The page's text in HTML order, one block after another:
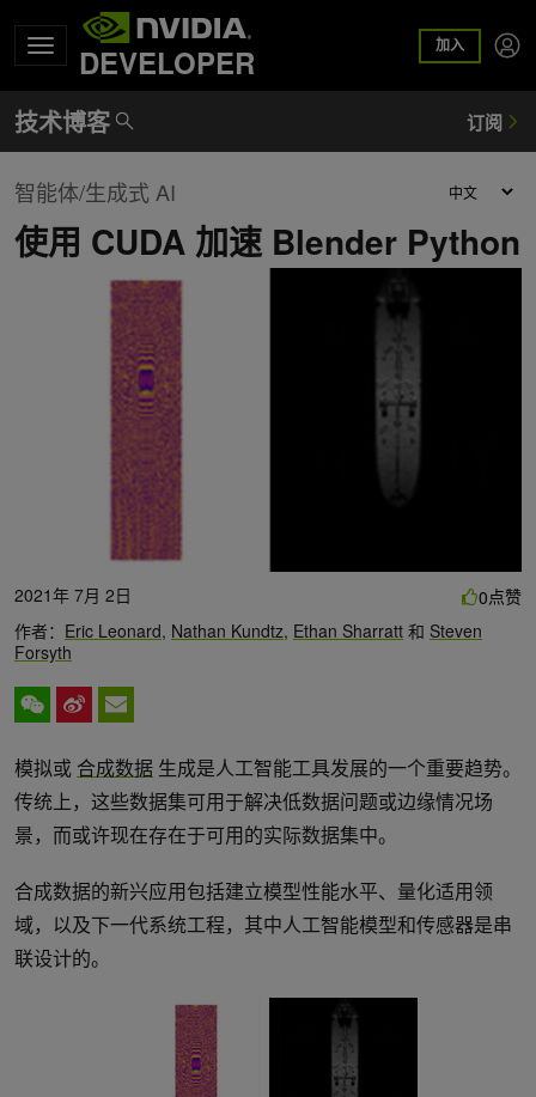
DEVELOPER 加入
智能体/生成式 AI
使用 CUDA 加速 Blender Python
2021年 7月 2日
作者： Eric Leonard, Nathan Kundtz, Ethan Sharratt 和 Steven
Forsyth
0点赞
模拟或 合成数据 生成是人工智能工具发展的一个重要趋势。
传统上，这些数据集可用于解决低数据问题或边缘情况场
景，而或许现在存在于可用的实际数据集中。
合成数据的新兴应用包括建立模型性能水平、量化适用领
域，以及下一代系统工程，其中人工智能模型和传感器是串
联设计的。